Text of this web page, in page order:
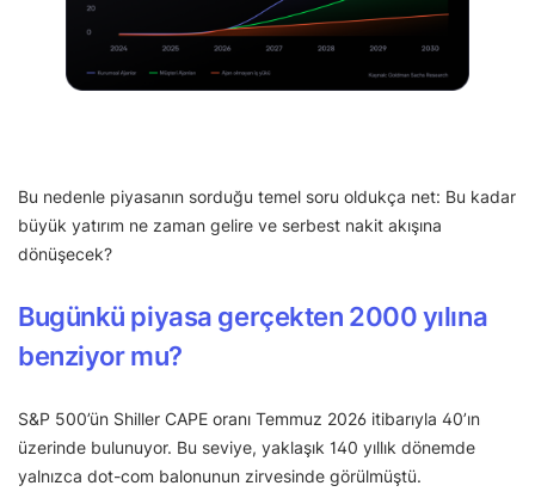
Bu nedenle piyasanın sorduğu temel soru oldukça net: Bu kadar
büyük yatırım ne zaman gelire ve serbest nakit akışına
dönüşecek?
Bugünkü piyasa gerçekten 2000 yılına
benziyor mu?
S&P 500’ün Shiller CAPE oranı Temmuz 2026 itibarıyla 40’ın
üzerinde bulunuyor. Bu seviye, yaklaşık 140 yıllık dönemde
yalnızca dot-com balonunun zirvesinde görülmüştü.